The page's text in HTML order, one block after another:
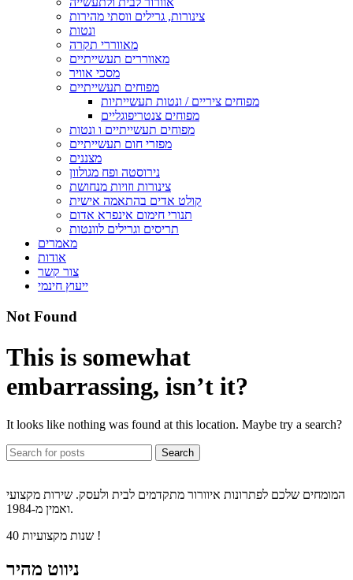
צינורות, גרילים ווסתי מהירות
ונטות
מאווררי תקרה
מאווררים תעשייתיים
מסכי אוויר
מפוחים תעשייתיים
מפוחים ציריים / ונטות תעשייתיות
מפוחים צנטריפוגליים
מפוחים תעשייתיים ו ונטות
מפזרי חום תעשייתיים
מצננים
נירוסטה ופח מגולוון
צינורות וזויות מנחושת
קולט אדים בהתאמה אישית
תנורי חימום אינפרא אדום
תריסים וגרילים לוונטות
מאמרים
אודות
צור קשר
ייעוץ חינמי
Not Found
This is somewhat
embarrassing, isn’t it?
It looks like nothing was found at this location. Maybe try a search?
Search
המומחים שלכם לפתרונות איוורור מתקדמים לבית ולעסק. שירות מקצועי
ואמין מ-1984.
40 שנות מקצועיות !
ניווט מהיר